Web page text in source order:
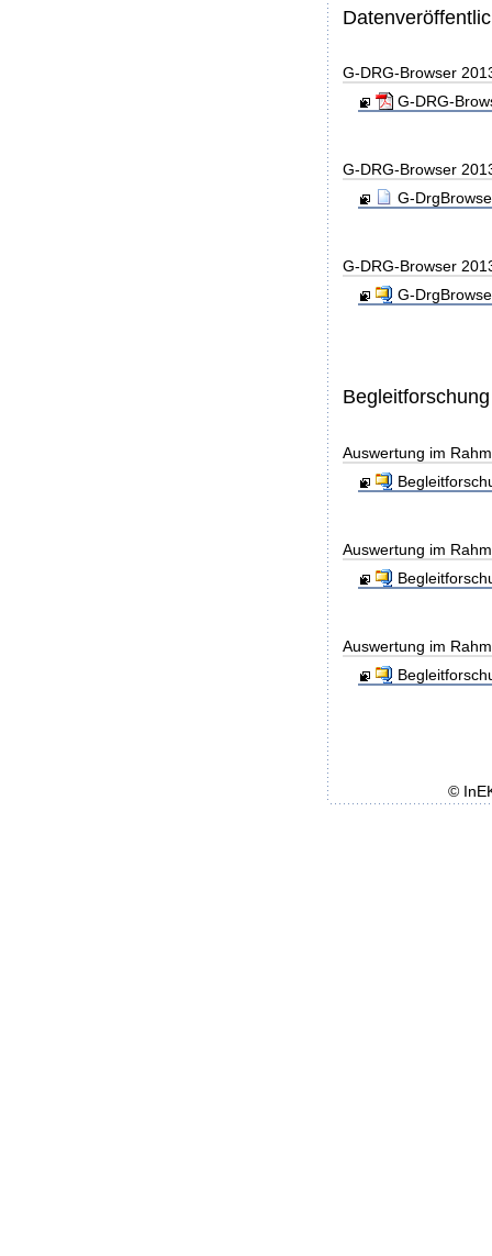
G-DRG-Browser
G-DRG-
G-DRG-Browser
G-
G-DRG-Browser
G-
Begleitforschung
Auswertung im
Auswertung im
Auswertung im
©